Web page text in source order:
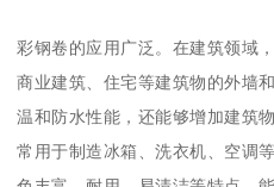
彩钢卷的应用广泛。在建筑领域
商业建筑、住宅等建筑物的外墙
温和防水性能，还能够增加建筑
常用于制造冰箱、洗衣机、空调